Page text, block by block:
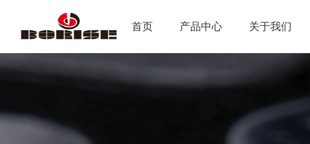
首页 产品中心 关于我们